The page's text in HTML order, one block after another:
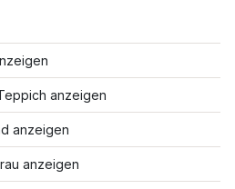
anzeigen
anzeigen
anzeigen